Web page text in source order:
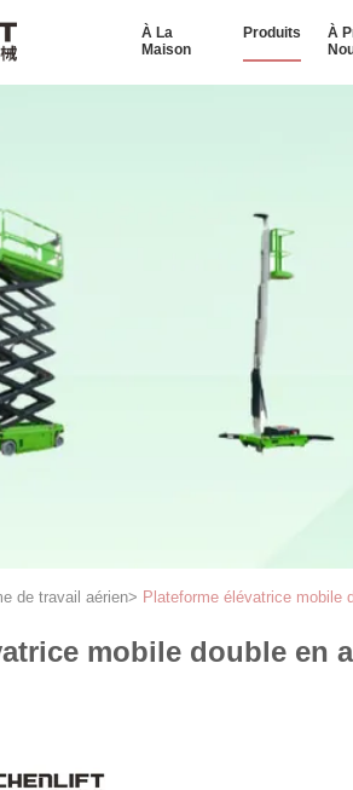
À La
Maison
Produits
À
de travail aérien> Plateforme élévatrice mobile
mobile double en